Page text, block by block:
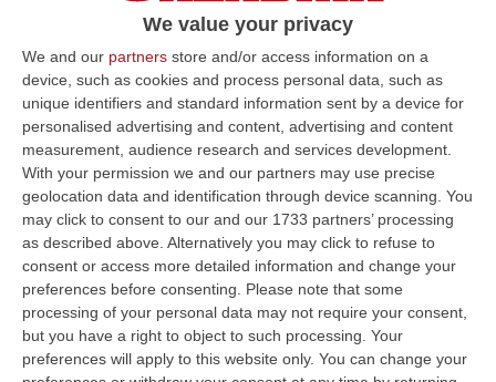
We value your privacy
We and our partners store and/or access information on a
device, such as cookies and process personal data, such as
unique identifiers and standard information sent by a device for
personalised advertising and content, advertising and content
measurement, audience research and services development.
With your permission we and our partners may use precise
geolocation data and identification through device scanning. You
may click to consent to our and our 1733 partners’ processing
as described above. Alternatively you may click to refuse to
consent or access more detailed information and change your
preferences before consenting. Please note that some
processing of your personal data may not require your consent,
but you have a right to object to such processing. Your
preferences will apply to this website only. You can change your
Clicca e segui “Corriere della Calabria” su Google News
ROMA«Trovo gravissimo che martedì 21